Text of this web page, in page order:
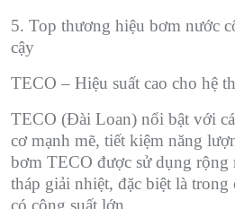
5. Top thương hiệu bơm nước
cậy
TECO – Hiệu suất cao cho hệ
TECO (Đài Loan) nổi bật với
cơ mạnh mẽ, tiết kiệm năng
bơm TECO được sử dụng rộng
tháp giải nhiệt, đặc biệt là trong
có công suất lớn.